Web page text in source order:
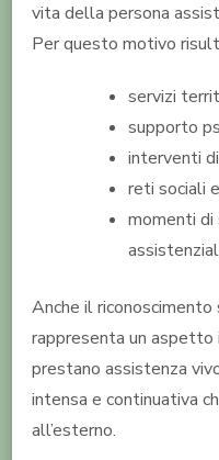
vita della persona
Per questo motivo
servizi
supporto
interventi
reti sociali
momenti di
Anche il
rappresenta un
prestano assistenza
intensa e continuativa
all’esterno.